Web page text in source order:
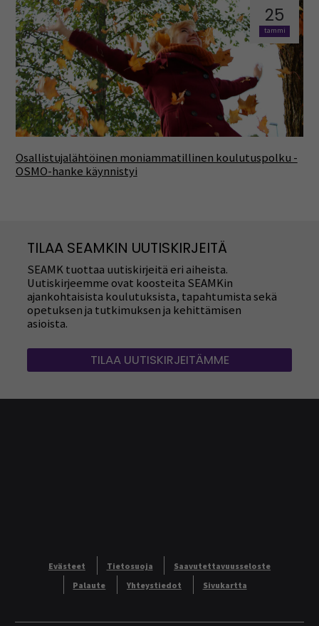
25
tammi
Osallistujalähtöinen moniammatillinen koulutuspolku -
OSMO-hanke käynnistyi
TILAA SEAMKIN UUTISKIRJEITÄ
SEAMK tuottaa uutiskirjeitä eri aiheista.
Uutiskirjeemme ovat koosteita SEAMKin
ajankohtaisista koulutuksista, tapahtumista sekä
opetuksen ja tutkimuksen ja kehittämisen
asioista.
TILAA UUTISKIRJEITÄMME
Evästeet Tietosuoja
Saavutettavuusseloste
Palaute
Yhteystiedot Sivukartta